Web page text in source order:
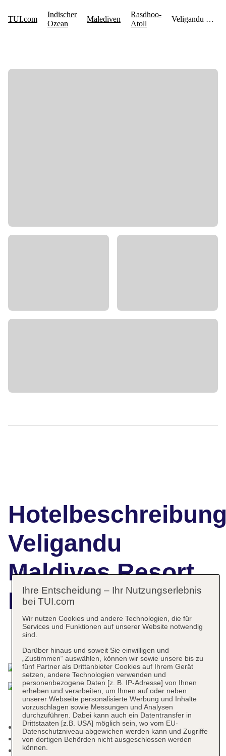
Veligandu
Maldives Resort
Island
Mindestalter in der Unterkunft: 1 Jahre
Check-in Zeit ab 14:00 Uhr
Check-out Zeit bis 12:00 Uhr
Ihre Entscheidung – Ihr Nutzungserlebnis
bei TUI.com
Wir nutzen Cookies und andere Technologien, die für
Services und Funktionen auf unserer Website notwendig
sind.
Darüber hinaus und soweit Sie einwilligen und
„Zustimmen“ auswählen, können wir sowie unsere bis zu
fünf Partner als Drittanbieter Cookies auf Ihrem Gerät
setzen, andere Technologien verwenden und
personenbezogene Daten [z. B. IP-Adresse] von Ihnen
erheben und verarbeiten, um Ihnen auf oder neben
unserer Webseite personalisierte Werbung und Inhalte
vorzuschlagen sowie Messungen und Analysen
durchzuführen. Dabei kann auch ein Datentransfer in
Drittstaaten [z.B. USA] möglich sein, wo vom EU-
Datenschutzniveau abgewichen werden kann und Zugriffe
von dortigen Behörden nicht ausgeschlossen werden
können.